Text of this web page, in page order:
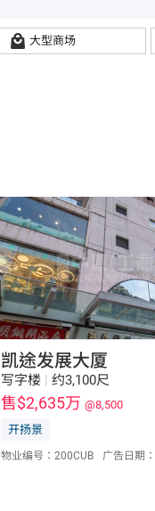
大型商场
S-474405
凯途发展大厦
写字楼 约3,100尺
售$2,635万 @8,500
开扬景
物业编号： 200CUB 广告日期：